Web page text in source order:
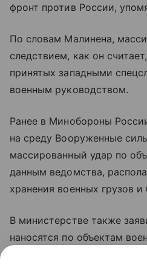
фронт против России,
По словам Малинена,
следствием, как он
принятых западными
военным руководством.
Ранее в Минобороны
на среду Вооруженные
массированный удар по
данным ведомства,
хранения военных грузов и
В министерстве также
наносятся по объектам